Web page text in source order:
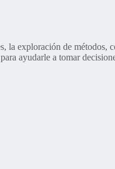
la exploración de métodos,
ayudarle a tomar